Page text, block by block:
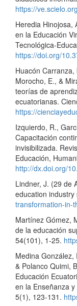
https://
Heredia Hinojosa,
en la Educación
Tecnológica-
https://doi.org/
Huacón
Morocho, E., &
teorías de
ecuatorianas.
https://
Izquierdo, R.,
Capacitación
invisibilizada.
Educación,
http://dx.doi.org/
Lindner, J. (29 de
education industry
transformation-in-
Martínez Gómez,
de la educación
54(101), 1-25.
Medina González,
& Polanco Quimi,
Educación
en la Enseñanza
5(1), 123-131.